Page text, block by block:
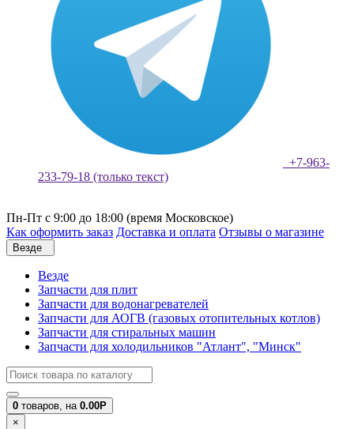
+7-963-
233-79-18 (только текст)
Пн-Пт с 9:00 до 18:00 (время Московское)
Как оформить заказ Доставка и оплата Отзывы о магазине
Везде
Везде
Запчасти для плит
Запчасти для водонагревателей
Запчасти для АОГВ (газовых отопительных котлов)
Запчасти для стиральных машин
Запчасти для холодильников "Атлант", "Минск"
0 товаров, на 0.00Р
×